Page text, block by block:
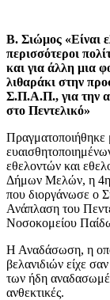
Β. Σιώμος «Είναι
περισσότεροι
και για άλλη μια
λιθαράκι στην
Σ.Π.Α.Π., για την
στο Πεντελικό»
Πραγματοποιήθηκε
εθελοντών και
Δήμων Μελών, η 4η
που διοργάνωσε ο
Ανάπλαση του
Νοσοκομείου
Η Αναδάσωση, η
βελανιδιών είχε
των ήδη
ανθεκτικές.